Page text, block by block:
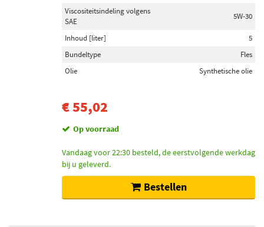
Viscositeitsindeling volgens
SAE
5W-30
Inhoud [liter]
5
Bundeltype
Fles
Olie
Synthetische olie
€ 55,02
Op voorraad
Vandaag voor 22:30 besteld, de eerstvolgende werkdag
bij u geleverd.
Bestellen